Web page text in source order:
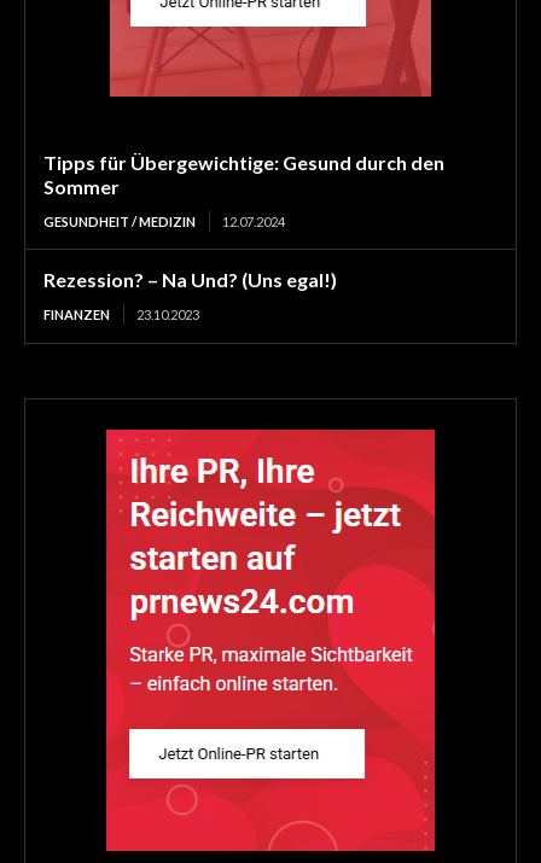
Tipps für Übergewichtige: Gesund durch den
Sommer
GESUNDHEIT / MEDIZIN 12.07.2024
Rezession? – Na Und? (Uns egal!)
FINANZEN 23.10.2023